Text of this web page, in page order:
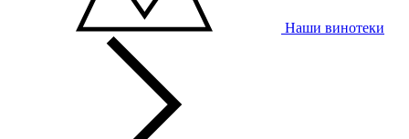
Наши винотеки